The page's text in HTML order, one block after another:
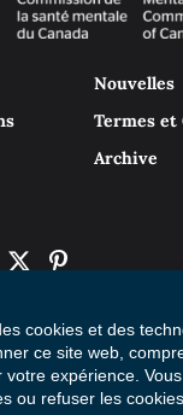
Nouvelles
Termes
Archive